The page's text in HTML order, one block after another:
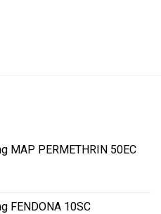
MAP PERMETHRIN 50EC
FENDONA 10SC